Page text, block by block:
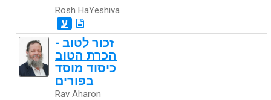
Rosh HaYeshiva
ע
זכור לטוב -
הכרת הטוב
כיסוד מוסד
בפורים
Rav Aharon